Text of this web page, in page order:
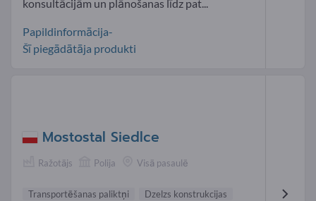
konsultācijām un plānošanas līdz pat...
Papildinformācija-
Šī piegādātāja produkti
Mostostal Siedlce
Ražotājs Polija Visā pasaulē
Transportēšanas paliktņi
Dzelzs konstrukcijas